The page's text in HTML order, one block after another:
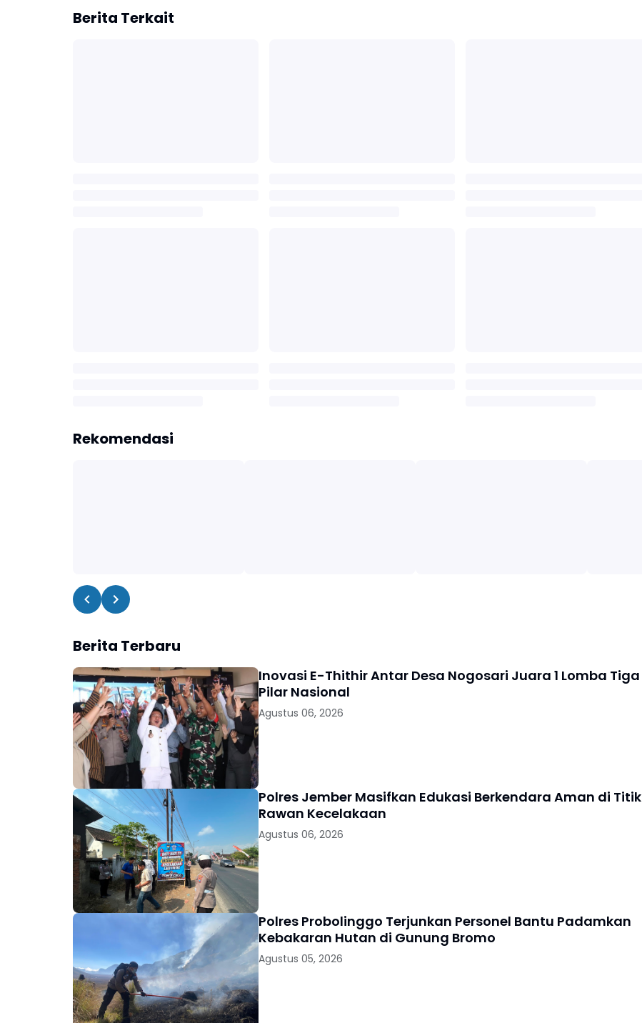
Berita Terkait
Rekomendasi
Berita Terbaru
Inovasi E-Thithir Antar Desa Nogosari Juara 1 Lomba Tiga
Pilar Nasional
Agustus 06, 2026
Polres Jember Masifkan Edukasi Berkendara Aman di Titik
Rawan Kecelakaan
Agustus 06, 2026
Polres Probolinggo Terjunkan Personel Bantu Padamkan
Kebakaran Hutan di Gunung Bromo
Agustus 05, 2026